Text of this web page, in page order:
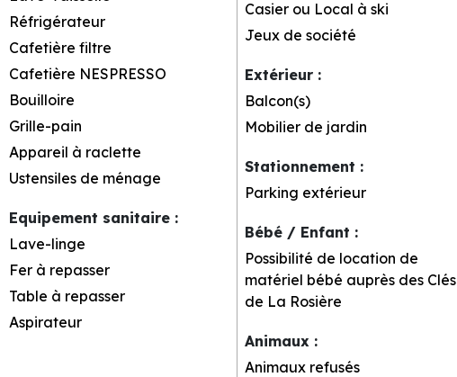
Réfrigérateur
Cafetière filtre
Cafetière NESPRESSO
Bouilloire
Grille-pain
Appareil à raclette
Ustensiles de ménage
Equipement sanitaire :
Lave-linge
Fer à repasser
Table à repasser
Aspirateur
Casier ou Local à ski
Jeux de société
Extérieur :
Balcon(s)
Mobilier de jardin
Stationnement :
Parking extérieur
Bébé / Enfant :
Possibilité de location de
matériel bébé auprès des Clés
de La Rosière
Animaux :
Animaux refusés